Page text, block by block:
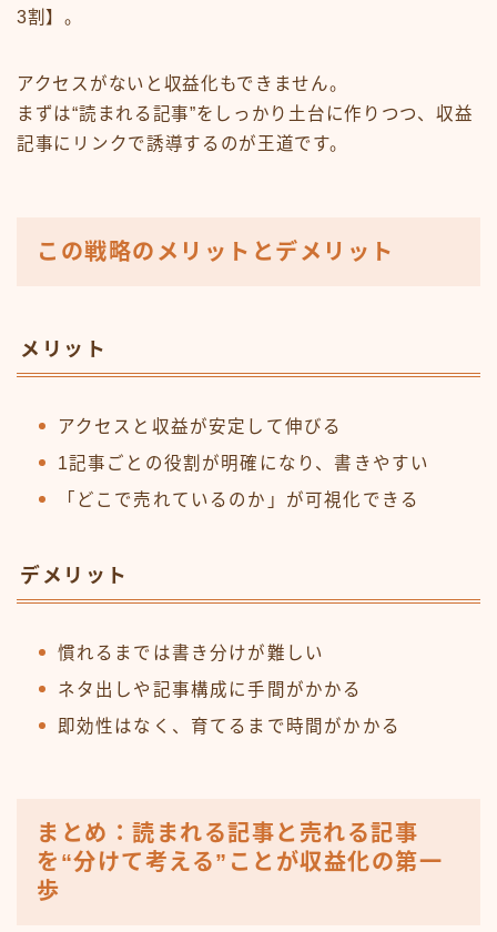
3割】。
アクセスがないと収益化もできません。
まずは“読まれる記事”をしっかり土台に作りつつ、収益
記事にリンクで誘導するのが王道です。
この戦略のメリットとデメリット
メリット
アクセスと収益が安定して伸びる
1記事ごとの役割が明確になり、書きやすい
「どこで売れているのか」が可視化できる
デメリット
慣れるまでは書き分けが難しい
ネタ出しや記事構成に手間がかかる
即効性はなく、育てるまで時間がかかる
まとめ：読まれる記事と売れる記事
を“分けて考える”ことが収益化の第一
歩